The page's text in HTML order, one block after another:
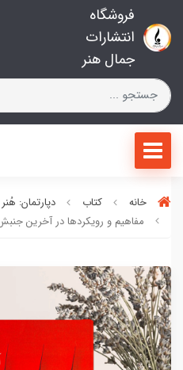
فروشگاه
انتشارات
جمال هنر
خانه کتاب دپارتمان:
مفاهیم و رویکردها در آخرین